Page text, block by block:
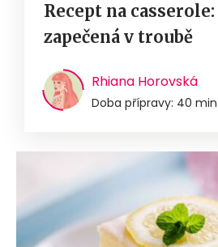
Recept na
zapečená v troubě
Rhiana Horovská
Doba přípravy: 40 min